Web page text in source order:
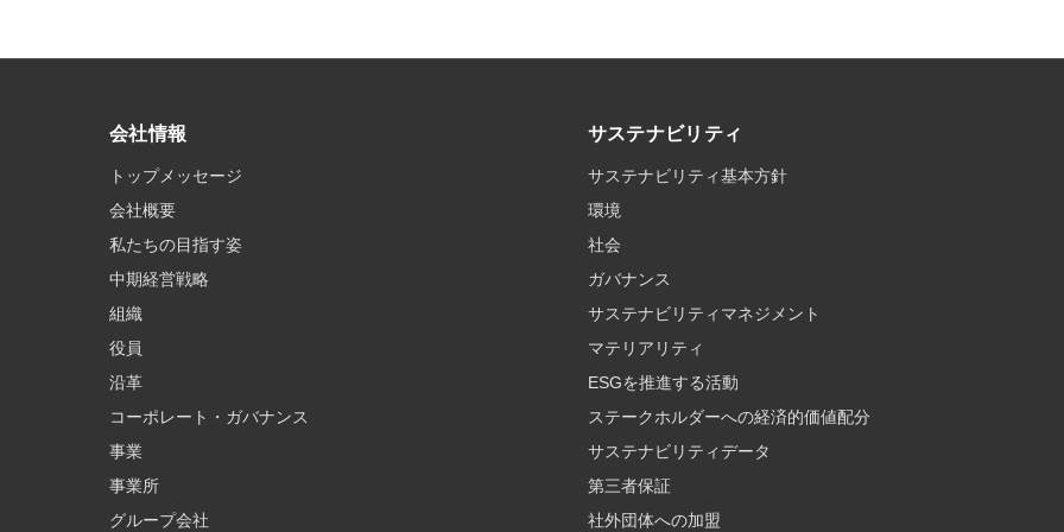
会社情報
トップメッセージ
会社概要
私たちの目指す姿
中期経営戦略
組織
役員
沿革
コーポレート・ガバナンス
事業
事業所
グループ会社
サステナビリティ
サステナビリティ基本方針
環境
社会
ガバナンス
サステナビリティマネジメント
マテリアリティ
ESGを推進する活動
ステークホルダーへの経済的価値配分
サステナビリティデータ
第三者保証
社外団体への加盟